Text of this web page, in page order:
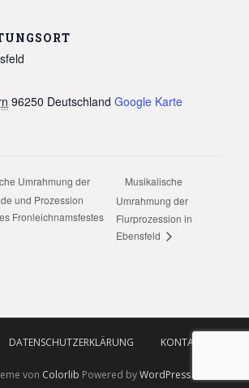
96250 Deutschland Google Karte
Umrahmung der
und Prozession
Fronleichnamsfestes
Musikalische
Umrahmung der
Flurprozession in
Ebensfeld
DATENSCHUTZERKLÄRUNG KONTAKT
von Colorlib Powered byWordPress